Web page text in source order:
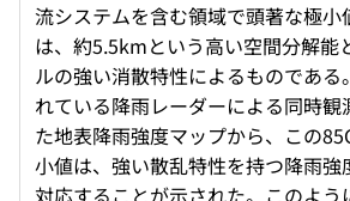
流システムを含む領域で頭著な極小
は、約5.5kmという高い空間分解能
ルの強い消散特性によるものである
れている降雨レーダーによる同時
た地表降雨強度マップから、この
小値は、強い散乱特性を持つ降雨強
対応することが示された。このよう